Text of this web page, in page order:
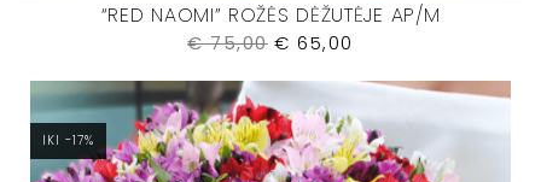
“RED NAOMI” ROŽĖS DĖŽUTĖJE AP/M
€75,00 € 65,00
IKI -17%